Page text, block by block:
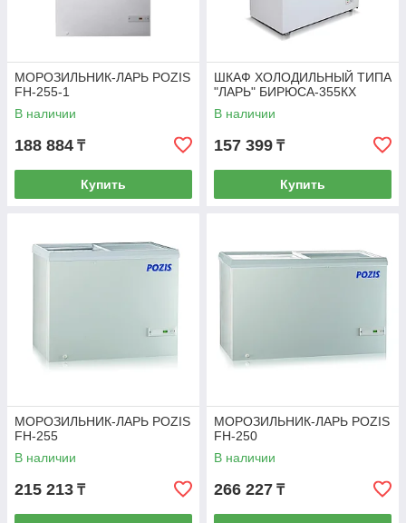
МОРОЗИЛЬНИК-ЛАРЬ POZIS
FH-255-1
В наличии
188 884 ₸
Купить
ШКАФ ХОЛОДИЛЬНЫЙ ТИПА
"ЛАРЬ" БИРЮСА-355КХ
В наличии
157 399 ₸
Купить
МОРОЗИЛЬНИК-ЛАРЬ POZIS
FH-255
В наличии
215 213 ₸
МОРОЗИЛЬНИК-ЛАРЬ POZIS
FH-250
В наличии
266 227 ₸